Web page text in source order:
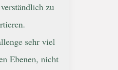
zu
sehr viel
Ebenen, nicht